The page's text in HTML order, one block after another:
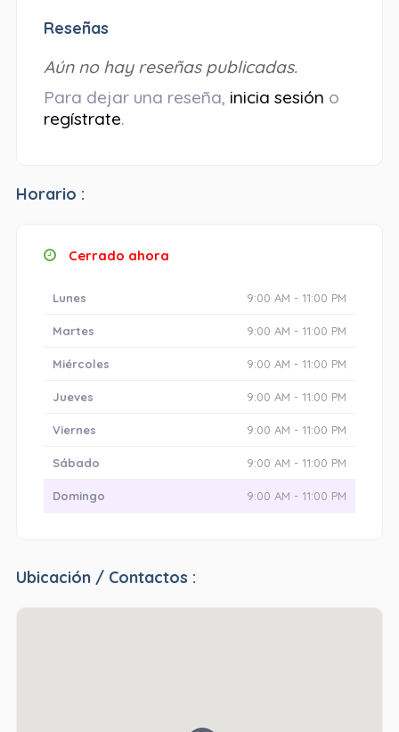
Reseñas
Aún no hay reseñas publicadas.
Para dejar una reseña, inicia sesión o
regístrate.
Horario :
Cerrado ahora
Lunes 9:00 AM - 11:00 PM
Martes 9:00 AM - 11:00 PM
Miércoles 9:00 AM - 11:00 PM
Jueves 9:00 AM - 11:00 PM
Viernes 9:00 AM - 11:00 PM
Sábado 9:00 AM - 11:00 PM
Domingo 9:00 AM - 11:00 PM
Ubicación / Contactos :